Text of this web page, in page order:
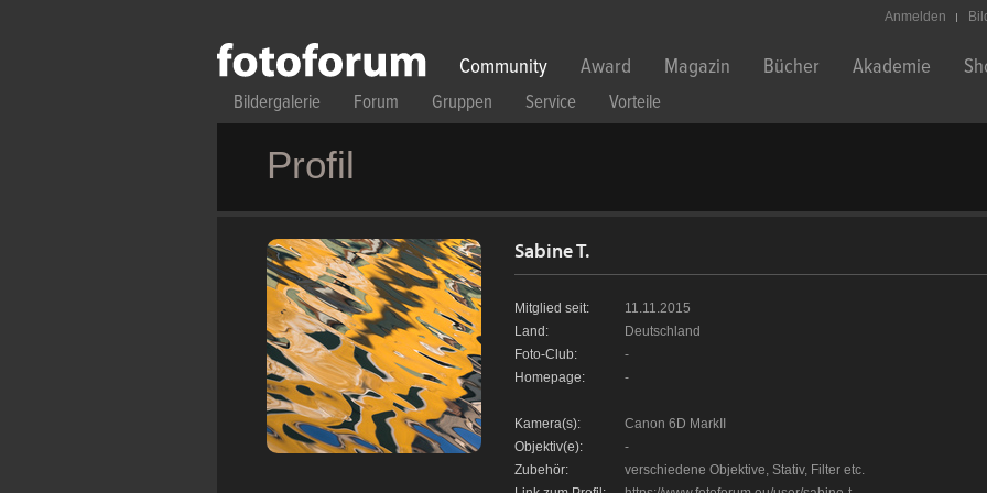
Anmelden
Community Award Magazin Bücher Akademie
Bildergalerie Forum Gruppen Service Vorteile
Profil
Sabine T.
Mitglied seit:
11.11.2015
Land:
Deutschland
Foto-Club:
-
Homepage:
-
Kamera(s):
Canon 6D MarkII
Objektiv(e):
-
Zubehör:
verschiedene Objektive, Stativ, Filter etc.